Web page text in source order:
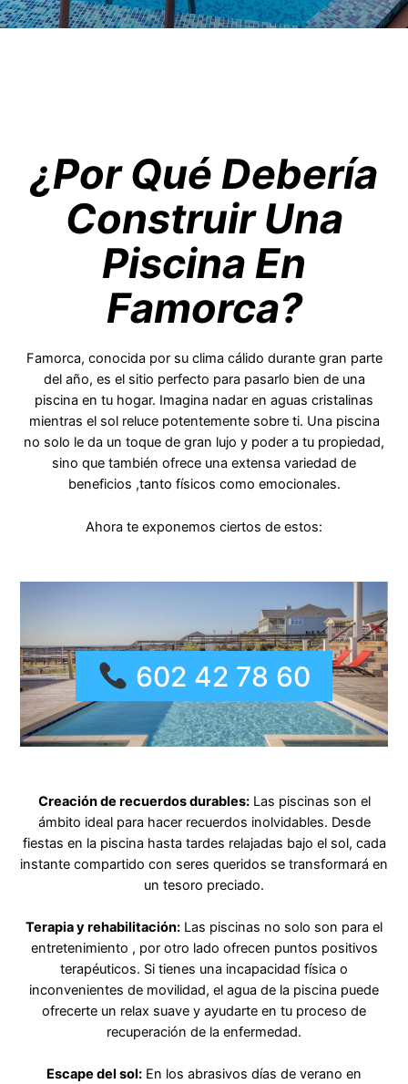
¿Por Qué Debería
Construir Una
Piscina En
Famorca?
Famorca, conocida por su clima cálido durante gran parte
del año, es el sitio perfecto para pasarlo bien de una
piscina en tu hogar. Imagina nadar en aguas cristalinas
mientras el sol reluce potentemente sobre ti. Una piscina
no solo le da un toque de gran lujo y poder a tu propiedad,
sino que también ofrece una extensa variedad de
beneficios ,tanto físicos como emocionales.
Ahora te exponemos ciertos de estos:
602 42 78 60
Creación de recuerdos durables:Las piscinas son el
ámbito ideal para hacer recuerdos inolvidables. Desde
fiestas en la piscina hasta tardes relajadas bajo el sol, cada
instante compartido con seres queridos se transformará en
un tesoro preciado.
Terapia y rehabilitación: Las piscinas no solo son para el
entretenimiento , por otro lado ofrecen puntos positivos
terapéuticos. Si tienes una incapacidad física o
inconvenientes de movilidad, el agua de la piscina puede
ofrecerte un relax suave y ayudarte en tu proceso de
recuperación de la enfermedad.
Escape del sol: En los abrasivos días de verano en